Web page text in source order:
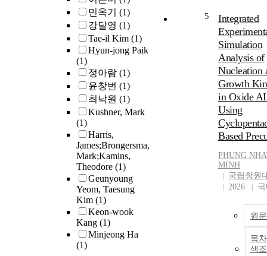
민옥기 (1)
강달영 (1)
Tae-il Kim (1)
Hyun-jong Paik
(1)
정아람 (1)
윤창번 (1)
최낙원 (1)
Kushner, Mark
(1)
Harris,
James;Brongersma,
Mark;Kamins,
Theodore (1)
Geunyoung
Yeom, Taesung
Kim (1)
Keon-wook
Kang (1)
Minjeong Ha
(1)
5
Integrated
Simulation
Analysis of
Nucleation
Growth
in Oxide
Using
Based
PHUNG
MINH
국립창원
2026
원
목
색